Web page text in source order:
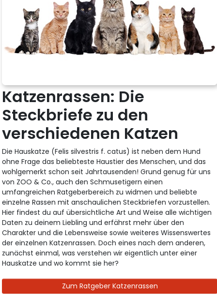
Katzenrassen: Die
Steckbriefe zu den
verschiedenen Katzen
Die Hauskatze (Felis silvestris f. catus) ist neben dem Hund
ohne Frage das beliebteste Haustier des Menschen, und das
wohlgemerkt schon seit Jahrtausenden! Grund genug für uns
von ZOO & Co., auch den Schmusetigern einen
umfangreichen Ratgeberbereich zu widmen und beliebte
einzelne Rassen mit anschaulichen Steckbriefen vorzustellen.
Hier findest du auf übersichtliche Art und Weise alle wichtigen
Daten zu deinem Liebling und erfährst mehr über den
Charakter und die Lebensweise sowie weiteres Wissenswertes
der einzelnen Katzenrassen. Doch eines nach dem anderen,
zunächst einmal, was verstehen wir eigentlich unter einer
Hauskatze und wo kommt sie her?
Zum Ratgeber Katzenrassen